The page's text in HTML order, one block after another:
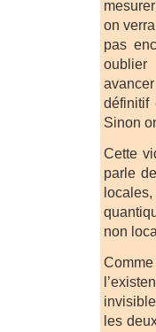
on
pas
oublier
définitif
Sinon
Cette
parle
non
les